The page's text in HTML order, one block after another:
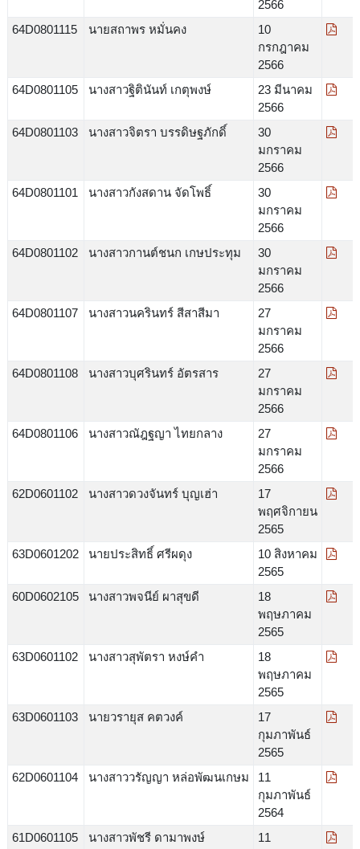
2566
64D0801115
นายสถาพร หมั่นคง
10
กรกฎาคม
2566
64D0801105
นางสาวฐิตินันท์ เกตุพงษ์
23 มีนาคม
2566
64D0801103
นางสาวจิตรา บรรดิษฐภักดิ์
30
มกราคม
2566
64D0801101
นางสาวกังสดาน จัดโพธิ์
30
มกราคม
2566
64D0801102
นางสาวกานต์ชนก เกษประทุม
30
มกราคม
2566
64D0801107
นางสาวนครินทร์ สีสาสีมา
27
มกราคม
2566
64D0801108
นางสาวบุศรินทร์ อัตรสาร
27
มกราคม
2566
64D0801106
นางสาวณัฎฐญา ไทยกลาง
27
มกราคม
2566
62D0601102
นางสาวดวงจันทร์ บุญเฮ่า
17
พฤศจิกายน
2565
63D0601202
นายประสิทธิ์ ศรีผดุง
10 สิงหาคม
2565
60D0602105
นางสาวพจนีย์ ผาสุขดี
18
พฤษภาคม
2565
63D0601102
นางสาวสุพัตรา หงษ์คำ
18
พฤษภาคม
2565
63D0601103
นายวรายุส คตวงค์
17
กุมภาพันธ์
2565
62D0601104
นางสาววรัญญา หล่อพัฒนเกษม
11
กุมภาพันธ์
2564
61D0601105
นางสาวพัชรี ดามาพงษ์
11